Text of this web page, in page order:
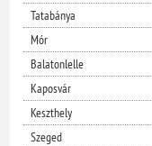
Tatabánya
Mór
Balatonlelle
Kaposvár
Keszthely
Szeged